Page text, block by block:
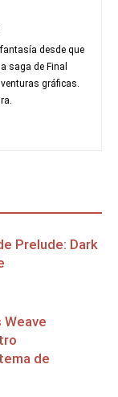
desde que
saga de Final
gráficas.
Prelude: Dark
Weave
de